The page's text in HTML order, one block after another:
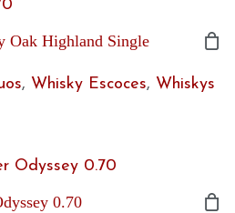
Oak Highland Single
, Whisky Escoces, Whiskys
0.70